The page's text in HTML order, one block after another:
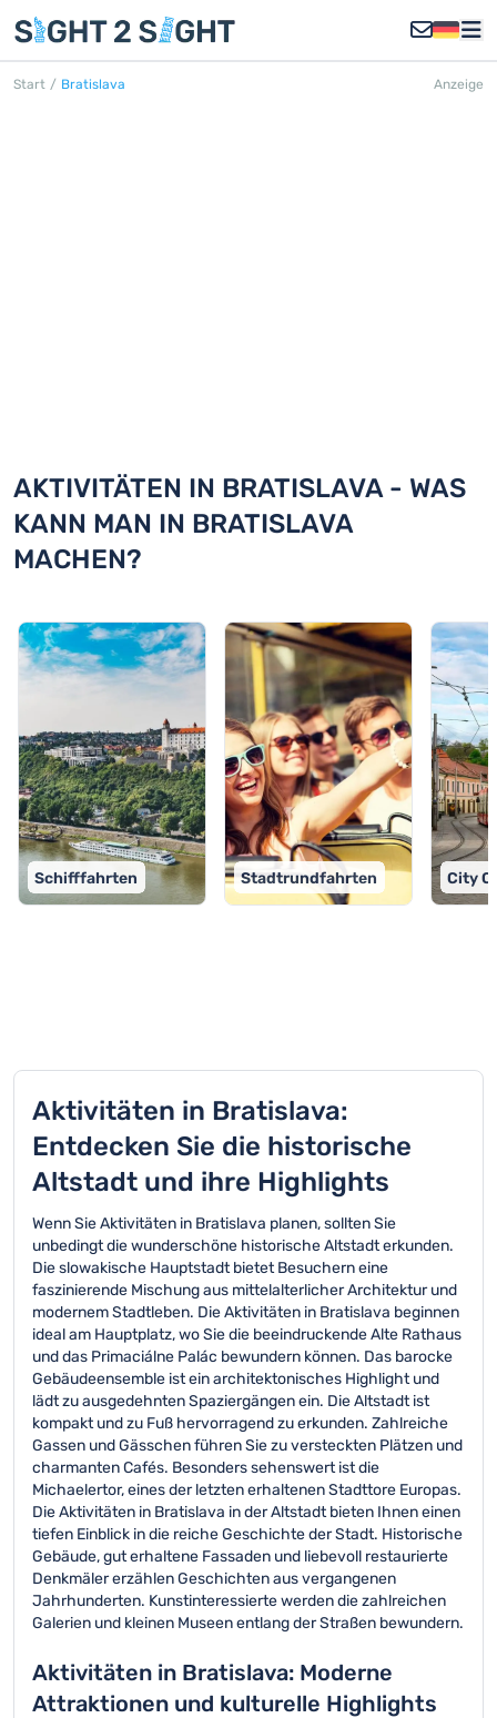
Start / Bratislava Anzeige
AKTIVITÄTEN IN BRATISLAVA - WAS
KANN MAN IN BRATISLAVA
MACHEN?
Schifffahrten Stadtrundfahrten City
Aktivitäten in Bratislava:
Entdecken Sie die historische
Altstadt und ihre Highlights
Wenn Sie Aktivitäten in Bratislava planen, sollten Sie
unbedingt die wunderschöne historische Altstadt erkunden.
Die slowakische Hauptstadt bietet Besuchern eine
faszinierende Mischung aus mittelalterlicher Architektur und
modernem Stadtleben. Die Aktivitäten in Bratislava beginnen
ideal am Hauptplatz, wo Sie die beeindruckende Alte Rathaus
und das Primaciálne Palác bewundern können. Das barocke
Gebäudeensemble ist ein architektonisches Highlight und
lädt zu ausgedehnten Spaziergängen ein. Die Altstadt ist
kompakt und zu Fuß hervorragend zu erkunden. Zahlreiche
Gassen und Gässchen führen Sie zu versteckten Plätzen und
charmanten Cafés. Besonders sehenswert ist die
Michaelertor, eines der letzten erhaltenen Stadttore Europas.
Die Aktivitäten in Bratislava in der Altstadt bieten Ihnen einen
tiefen Einblick in die reiche Geschichte der Stadt. Historische
Gebäude, gut erhaltene Fassaden und liebevoll restaurierte
Denkmäler erzählen Geschichten aus vergangenen
Jahrhunderten. Kunstinteressierte werden die zahlreichen
Galerien und kleinen Museen entlang der Straßen bewundern.
Aktivitäten in Bratislava: Moderne
Attraktionen und kulturelle Highlights